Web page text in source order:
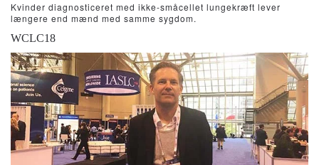
Kvinder diagnosticeret med ikke-småcellet lungekræft lever
længere end mænd med samme sygdom.
WCLC18